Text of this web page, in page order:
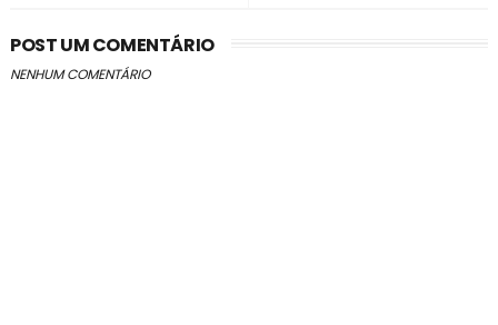
POST UM COMENTÁRIO
NENHUM COMENTÁRIO